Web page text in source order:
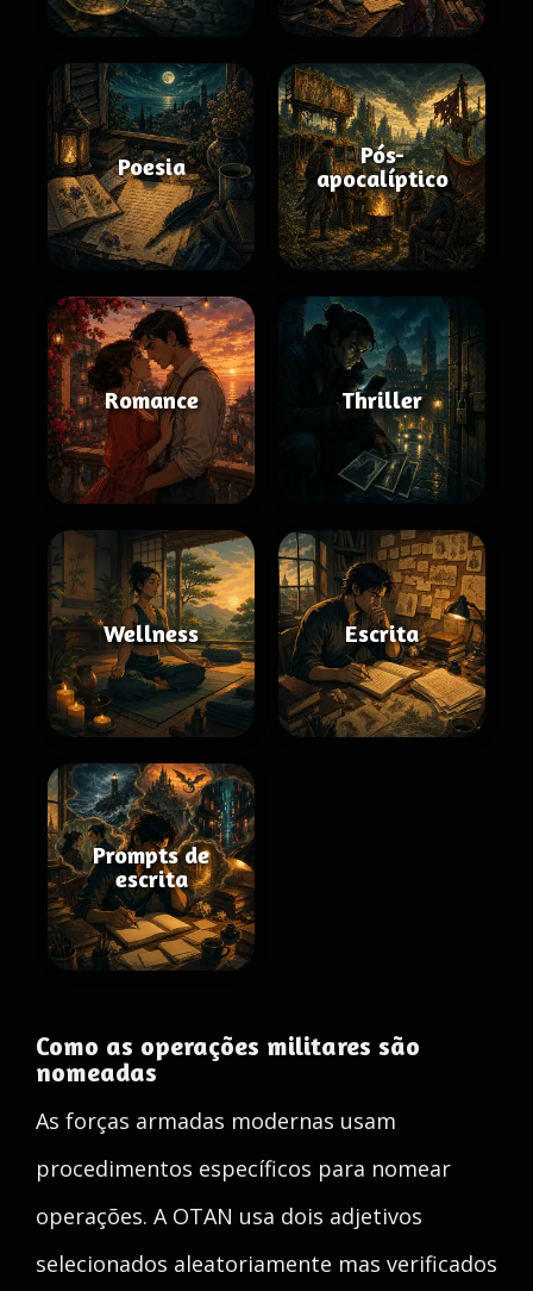
Poesia
Pós-
apocalíptico
Romance Thriller
Wellness Escrita
Prompts de
escrita
Como as operações militares são
nomeadas
As forças armadas modernas usam
procedimentos específicos para nomear
operações. A OTAN usa dois adjetivos
selecionados aleatoriamente mas verificados